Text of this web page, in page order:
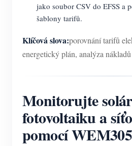
jako soubor CSV do EFSS a
šablony tarifů.
Klíčová slova:porovnání tarifů
energetický plán, analýza
Monitorujte
fotovoltaiku a
pomocí